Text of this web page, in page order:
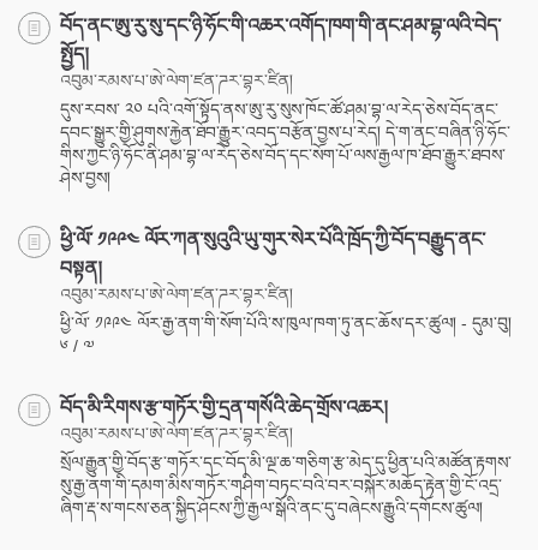
བོད་ནང་ཨུ་རུ་སུ་དང་ཉི་ཧོང་གི་འཆར་འགོད་ཁག་གི་ནང་ཤམ་བྷ་ལའི་བེད་
སྤྱོད།
འབུམ་རམས་པ་ཨེ་ལེག་ཛན་ཌར་བྷར་ཛིན།
དུས་རབས་ ༢༠ པའི་འགོ་སྟོད་ནས་ཨུ་རུ་སུས་ཁོང་ཚོ་ཤམ་བྷ་ལ་རེད་ཅེས་བོད་ནང་
དབང་སྒྱུར་གྱི་ཤུགས་རྐྱེན་ཐོབ་རྒྱུར་འབད་བརྩོན་བྱས་པ་རེད། དེ་ག་ནང་བཞིན་ཉི་ཧོང་
གིས་ཀྱང་ཉི་ཧོང་ནི་ཤམ་བྷ་ལ་རེད་ཅེས་བོད་དང་སོག་པོ་ལས་རྒྱལ་ཁ་ཐོབ་རྒྱུར་ཐབས་
ཤེས་བྱས།
ཕྱི་ལོ་ ༡༩༩༤ ལོར་ཀན་སུའུའི་ཡུ་གུར་སེར་པོའི་ཁྲོད་ཀྱི་བོད་བརྒྱུད་ནང་
བསྟན།
འབུམ་རམས་པ་ཨེ་ལེག་ཛན་ཌར་བྷར་ཛིན།
ཕྱི་ལོ་ ༡༩༩༤ ལོར་རྒྱ་ནག་གི་སོག་པོའི་ས་ཁུལ་ཁག་ཏུ་ནང་ཆོས་དར་ཚུལ། - དུམ་བུ།
༦ / ༧
བོད་མི་རིགས་རྩ་གཏོར་གྱི་དྲན་གསོའི་ཆེད་གྲོས་འཆར།
འབུམ་རམས་པ་ཨེ་ལེག་ཛན་ཌར་བྷར་ཛིན།
སྲོལ་རྒྱུན་གྱི་བོད་རྩ་གཏོར་དང་བོད་མི་ལྔ་ཆ་གཅིག་རྩ་མེད་དུ་ཕྱིན་པའི་མཚོན་རྟགས་
སུ་རྒྱ་ནག་གི་དམག་མིས་གཏོར་གཤིག་བཏང་བའི་བར་བསྐོར་མཆོད་རྟེན་གྱི་ངོ་འདྲ་
ཞིག་རྡ་ས་གངས་ཅན་སྐྱིད་ཤོངས་ཀྱི་རྒྱལ་སྒོའི་ནང་དུ་བཞེངས་རྒྱུའི་དགོངས་ཚུལ།